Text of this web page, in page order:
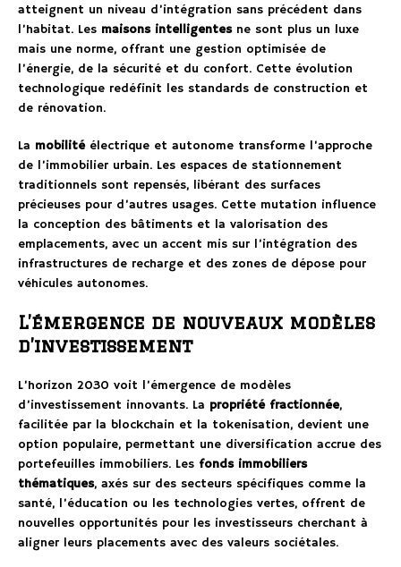
atteignent un niveau d’intégration sans précédent dans
l’habitat. Les maisons intelligentesne sont plus un luxe
mais une norme, offrant une gestion optimisée de
l’énergie, de la sécurité et du confort. Cette évolution
technologique redéfinit les standards de construction et
de rénovation.
La mobilitéélectrique et autonome transforme l’approche
de l’immobilier urbain. Les espaces de stationnement
traditionnels sont repensés, libérant des surfaces
précieuses pour d’autres usages. Cette mutation influence
la conception des bâtiments et la valorisation des
emplacements, avec un accent mis sur l’intégration des
infrastructures de recharge et des zones de dépose pour
véhicules autonomes.
L’émergence de nouveaux modèles
d’investissement
L’horizon 2030 voit l’émergence de modèles
d’investissement innovants. La propriété fractionnée,
facilitée par la blockchain et la tokenisation, devient une
option populaire, permettant une diversification accrue des
portefeuilles immobiliers. Les fonds immobiliers
thématiques, axés sur des secteurs spécifiques comme la
santé, l’éducation ou les technologies vertes, offrent de
nouvelles opportunités pour les investisseurs cherchant à
aligner leurs placements avec des valeurs sociétales.